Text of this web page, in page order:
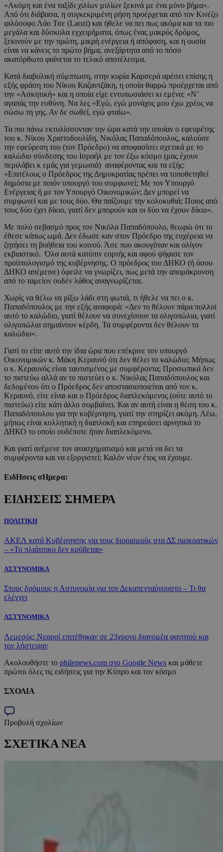
«Ακόμη και ένα ταξίδι χιλίων μιλίων ξεκινά με ένα μόνο βήμα».
Από ότι διάβασα, η συγκεκριμένη ρήση προέρχεται από τον Κινέζο
φιλόσοφο Λάο Τσε (Laozi) και ήθελε να πει πως ακόμα και τα πιο
μεγάλα και δύσκολα εγχειρήματα, όπως ένας μακρύς δρόμος,
ξεκινούν με την πρώτη, μικρή ενέργεια ή απόφαση, και η ουσία
είναι να κάνεις το πρώτο βήμα, ανεξάρτητα από το πόσο
ακατόρθωτο φαίνεται το τελικό αποτέλεσμα.
Κατά διαβολική σύμπτωση, στην κυρία Καρσερά αρέσει επίσης η
εξής φράση του Νίκου Καζαντζάκη, η οποία θαρρώ προέρχεται από
την «Ασκητική» και η οποία είχε εντυπωσιάσει κι εμένα: «Ν’
αγαπάς την ευθύνη. Να λες «Εγώ, εγώ μονάχος μου έχω χρέος να
σώσω τη γης. Αν δε σωθεί, εγώ φταίω».
Τα πιο πάνω εκτυλίσσονταν την ώρα κατά την οποίαν ο εφευρέτης
του κ. Νίκου Χριστοδουλίδη, Νικόλας Παπαδόπουλος, καλούσε
την εφεύρεση του (τον Πρόεδρο) να αποφασίσει σχετικά με το
καλώδιο σύνδεσης του Ισραήλ με τον έξω κόσμο (μας έχουν
περιλάβει κ εμάς για γεμωσιά) αναφέροντας και τα εξής:
«Επιτέλους ο Πρόεδρος της Δημοκρατίας πρέπει να τοποθετηθεί
δημόσια με ποιόν υπουργό του συμφωνεί; Με τον Υπουργό
Ενέργειας ή με τον Υπουργό Οικονομικών; Δεν μπορεί να
συμφωνεί και με τους δύο. Θα παίζουμε την κολοκυθιά; Ποιος από
τους δύο έχει δίκιο, γιατί δεν μπορούν και οι δύο να έχουν δίκιο».
Με πολύ σεβασμό προς τον Νικόλα Παπαδόπουλο, θεωρώ ότι το
έθεσε κάπως ωμά. Δεν έδωσε καν στον Πρόεδρο της ευχέρεια να
ζητήσει τη βοήθεια του κοινού. Άσε που ακουγόταν και ολίγον
εκβιαστικό. Όλα αυτά κατόπιν εορτής και αφού ψήφισε τον
προϋπολογισμό της κυβέρνησης. Ο πρόεδρος του ΔΗΚΟ (ή όσου
ΔΗΚΟ απέμεινε) όφειλε να γνωρίζει, πως μετά την απομάκρυνση
από το ταμείον ουδέν λάθος αναγνωρίζεται.
Χωρίς να θέλω να ρίξω λάδι στη φωτιά, τι ήθελε να πει ο κ.
Παπαδόπουλος με την εξής αναφορά: «Δεν το θέλουν πάρα πολλοί
αυτό το καλώδιο, γιατί θέλουν να συνεχίσουν τα ολιγοπώλια, γιατί
ολιγοπώλια σημαίνουν κέρδη. Τα συμφέροντα δεν θέλουν το
καλώδιο».
Γιατί το είπε αυτό την ίδια ώρα που επέκρινε τον υπουργό
Οικονομικών κ. Μάκη Κεραυνό ότι δεν θέλει το καλώδιο; Μήπως
ο κ. Κεραυνός είναι ταυτισμένος με συμφέροντα; Προσωπικά δεν
το πιστεύω αλλά αν το πιστεύει ο κ. Νικόλας Παπαδόπουλος και
δεδομένου ότι ο Πρόεδρος δεν αποστασιοποιείται από τον κ.
Κεραυνό, είτε είναι και ο Πρόεδρος διαπλεκόμενος (ούτε αυτό το
πιστεύω) είτε κάτι άλλο συμβαίνει. Και αν αυτή είναι η θέση του κ.
Παπαδόπουλου για την κυβέρνηση, γιατί την στηρίζει ακόμη. Λέω,
μήπως είναι κολλητική η διαπλοκή και επηρεάσει αρνητικά το
ΔΗΚΟ το οποίο ουδέποτε ήταν διαπλεκόμενο.
Και γιατί ανέμενε τον ανασχηματισμό και μετά να δει τα
συμφέροντα και να εξοργιστεί; Καλόν νέον έτος να έχουμε.
ΕιδΗσεις σΗμερα:
ΕΙΔΗΣΕΙΣ ΣΗΜΕΡΑ
ΠΟΛΙΤΙΚΗ
ΑΚΕΛ κατά Κυβέρνησης για τους διορισμούς στα ΔΣ ημικρατικών
– «Το πλιάτσικο δεν κρύβεται»
ΑΣΤΥΝΟΜΙΚΑ
Στους δρόμους η Αστυνομία για τον Δεκαπενταύγουστο – Τι θα
ελέγχει
ΑΣΤΥΝΟΜΙΚΑ
Λεμεσός: Νεαροί επιτέθηκαν σε 23χρονο διανομέα φαγητού και
τον λήστεψαν
Ακολουθήστε το philenews.com στο Google News και μάθετε
πρώτοι όλες τις ειδήσεις για την Κύπρο και τον κόσμο
ΣΧΟΛΙΑ
Προβολή σχολίων
ΣΧΕΤΙΚΑ ΝΕΑ